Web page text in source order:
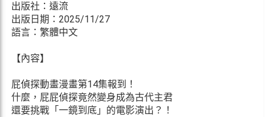
出版社：遠流
出版日期：2025/11/27
語言：繁體中文
【內容】
屁偵探動畫漫畫第14集報到！
什麼，屁屁偵探竟然變身成為古代主君
還要挑戰「一鏡到底」的電影演出？！